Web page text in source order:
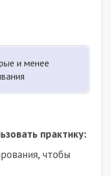
и менее
практику:
чтобы